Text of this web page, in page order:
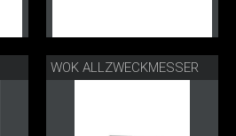
WOK ALLZWECKMESSER